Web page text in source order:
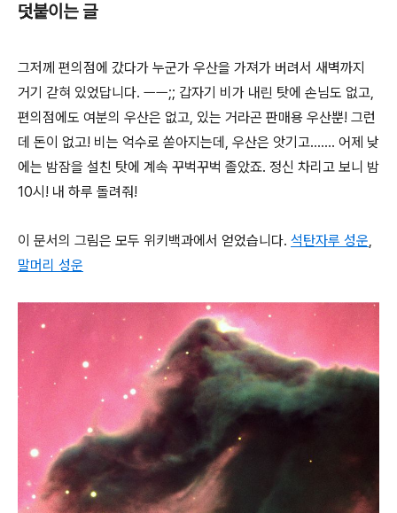
덧붙이는 글
그저께 편의점에 갔다가 누군가 우산을 가져가 버려서 새벽까지
거기 갇혀 있었답니다. ㅡㅡ;; 갑자기 비가 내린 탓에 손님도 없고,
편의점에도 여분의 우산은 없고, 있는 거라곤 판매용 우산뿐! 그런
데 돈이 없고! 비는 억수로 쏟아지는데, 우산은 앗기고……. 어제 낮
에는 밤잠을 설친 탓에 계속 꾸벅꾸벅 졸았죠. 정신 차리고 보니 밤
10시! 내 하루 돌려줘!
이 문서의 그림은 모두 위키백과에서 얻었습니다. 석탄자루 성운,
말머리 성운